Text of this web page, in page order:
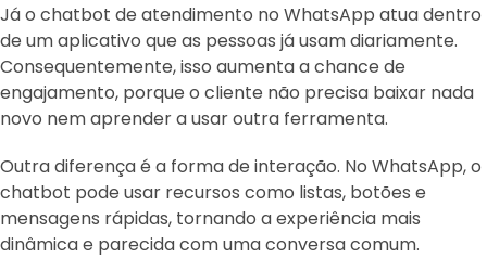
Já o chatbot de atendimento no WhatsApp atua dentro
de um aplicativo que as pessoas já usam diariamente.
Consequentemente, isso aumenta a chance de
engajamento, porque o cliente não precisa baixar nada
novo nem aprender a usar outra ferramenta.
Outra diferença é a forma de interação. No WhatsApp, o
chatbot pode usar recursos como listas, botões e
mensagens rápidas, tornando a experiência mais
dinâmica e parecida com uma conversa comum.